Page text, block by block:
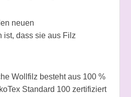
neuen
ist, dass sie aus Filz
Wollfilz besteht aus 100 %
Standard 100 zertifiziert